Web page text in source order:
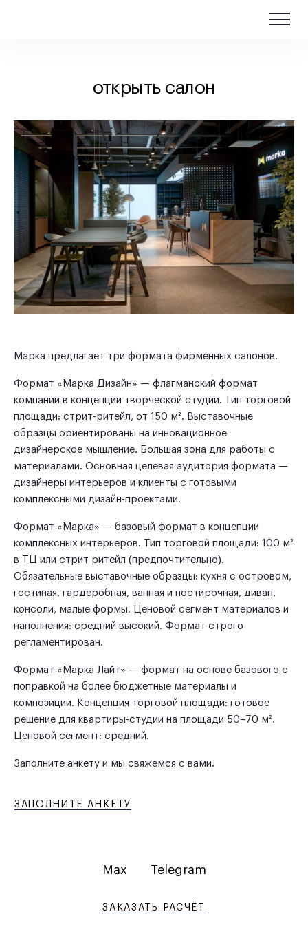
открыть салон
Марка предлагает три формата фирменных салонов.
Формат «Марка Дизайн» — флагманский формат
компании в концепции творческой студии. Тип торговой
площади: стрит-ритейл, от 150 м². Выставочные
образцы ориентированы на инновационное
дизайнерское мышление. Большая зона для работы с
материалами. Основная целевая аудитория формата —
дизайнеры интерьеров и клиенты с готовыми
комплексными дизайн-проектами.
Формат «Марка» — базовый формат в концепции
комплексных интерьеров. Тип торговой площади: 100 м²
в ТЦ или стрит ритейл (предпочтительно).
Обязательные выставочные образцы: кухня с островом,
гостиная, гардеробная, ванная и постирочная, диван,
консоли, малые формы. Ценовой сегмент материалов и
наполнения: средний высокий. Формат строго
регламентирован.
Формат «Марка Лайт» — формат на основе базового с
поправкой на более бюджетные материалы и
композиции. Концепция торговой площади: готовое
решение для квартиры-студии на площади 50–70 м².
Ценовой сегмент: средний.
Заполните анкету и мы свяжемся с вами.
ЗАПОЛНИТЕ АНКЕТУ
Max Telegram
ЗАКАЗАТЬ РАСЧЁТ